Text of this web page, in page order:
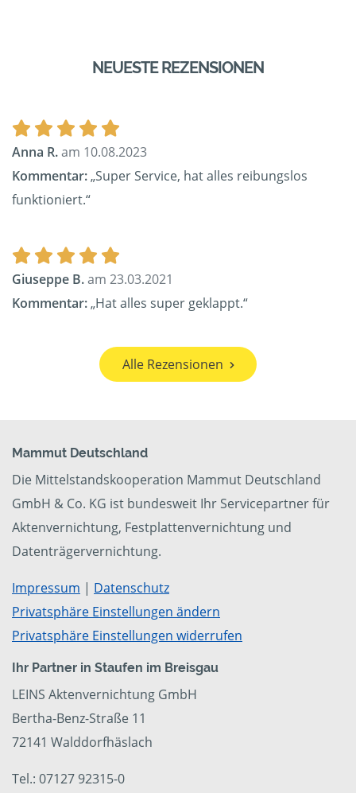
NEUESTE REZENSIONEN
Anna R.am 10.08.2023
Kommentar:„Super Service, hat alles reibungslos
funktioniert.“
Giuseppe B.am 23.03.2021
Kommentar:„Hat alles super geklappt.“
Alle Rezensionen
Mammut Deutschland
Die Mittelstandskooperation Mammut Deutschland
GmbH & Co. KG ist bundesweit Ihr Servicepartner für
Aktenvernichtung, Festplattenvernichtung und
Datenträgervernichtung.
Impressum | Datenschutz
Privatsphäre Einstellungen ändern
Privatsphäre Einstellungen widerrufen
Ihr Partner in Staufen im Breisgau
LEINS Aktenvernichtung GmbH
Bertha-Benz-Straße 11
72141 Walddorfhäslach
Tel.: 07127 92315-0